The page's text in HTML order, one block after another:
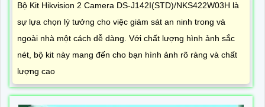
Bộ Kit Hikvision 2 Camera DS-J142I(STD)/NKS422W03H là
sự lựa chọn lý tưởng cho việc giám sát an ninh trong và
ngoài nhà một cách dễ dàng. Với chất lượng hình ảnh sắc
nét, bộ kit này mang đến cho bạn hình ảnh rõ ràng và chất
lượng cao